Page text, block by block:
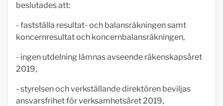
beslutades att:
- fastställa resultat- och balansräkningen samt
koncernresultat och koncernbalansräkningen,
- ingen utdelning lämnas avseende räkenskapsåret
2019,
- styrelsen och verkställande direktören beviljas
ansvarsfrihet för verksamhetsåret 2019,